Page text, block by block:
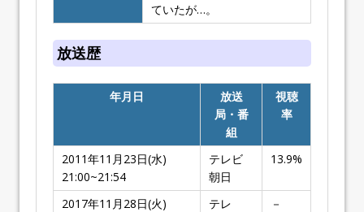
ていたが…。
放送歴
年月日
放送
局・番
組
視聴
率
2011年11月23日(水)
21:00~21:54
テレビ
朝日
13.9%
2017年11月28日(火)
テレ
－